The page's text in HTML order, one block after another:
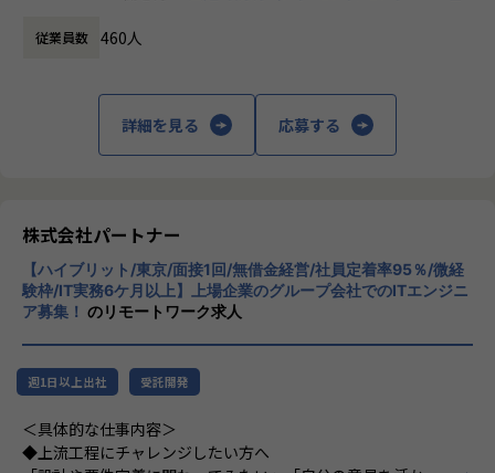
＜安心のサポート体制＞
└配属先はチーム＋教育係体制で、すぐ相談できる環境を整
・営業＆キャリアアドバイザーが伴走
└日常的に連絡しやすく、安心して話せる関係性を構築。
・トラブル時は当日中に対応
└問題発生時は営業とアドバイザーが即対応し、迅速に調
整。
・勉強会・交流会を年2回実施
└他案件の社員ともつながれる場を用意。ナレッジ共有も活
発です。
◆マネジメントにも挑戦したい方へ
「PL/PMにステップアップしたい」「育成に関わる経験をし
てみたい」
回の面談を通じて方向性を確認しながら、段階的にマネジメ
ントスキルを磨けるようサポートします。リーダー未経験か
＜チーム組織構成＞
入社後は原則2名以上のチームに配属されるため、一人現場
や丸投げはないです。
また、経験値に応じて先輩がフォローに入り、定例MTGやチ
▼年齢構成
平均年齢32.5歳
▼定着率
時間外労働の有無： 有（月平均20時間）
従業員数 460人
詳細を見る 応募する
株式会社パートナー
【ハイブリット/東京/面接1回/無借金経営/社員定着率95％/微経
験枠/IT実務6ケ月以上】上場企業のグループ会社でのITエンジニ
ア募集！ のリモートワーク求人
週1日以上出社 受託開発
＜具体的な仕事内容＞
◆上流工程にチャレンジしたい方へ